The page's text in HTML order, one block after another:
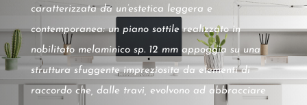
caratterizzata da un’estetica leggera e
contemporanea: un piano sottile realizzato in
nobilitato melaminico sp. 12 mm appoggia su una
struttura sfuggente impreziosita da elementi di
raccordo che, dalle travi, evolvono ad abbracciare